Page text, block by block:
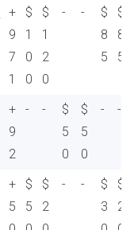
+
9
7
1
$
1
0
0
$
1
2
0
- -
$
8
5
$
8
5
+
9
2
- -
$
5
0
$
5
0
- -
+
5
$
5
$
2
- -
$
3
$
2